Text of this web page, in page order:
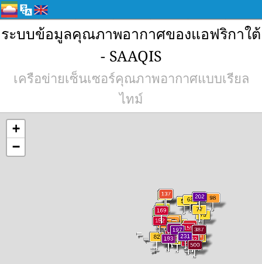
ระบบข้อมูลคุณภาพอากาศของแอฟริกาใต้
- SAAQIS
เครือข่ายเซ็นเซอร์คุณภาพอากาศแบบเรียล
ไทม์
+
−